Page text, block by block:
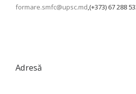
formare.smfc@upsc.md,(+373) 67 288
Adresă